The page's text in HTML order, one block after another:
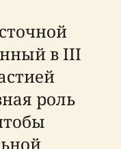
в III
роль